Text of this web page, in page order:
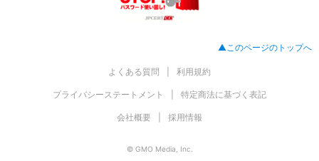
▲このページのトップへ
よくある質問 利用規約
プライバシーステートメント 特定商法に基づく表記
会社概要 採用情報
© GMO Media, Inc.